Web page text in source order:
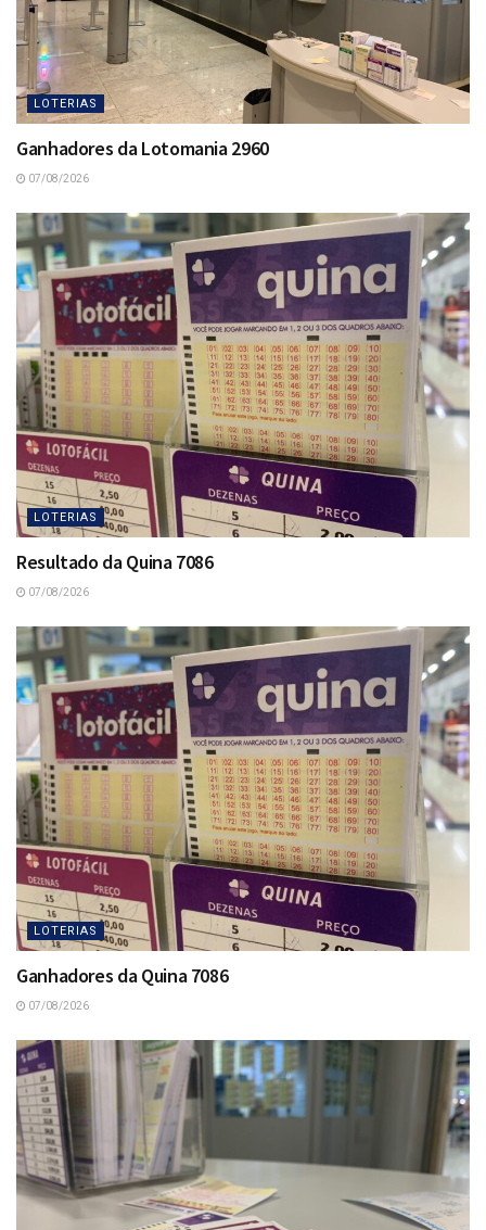
LOTERIAS
Ganhadores da Lotomania 2960
07/08/2026
LOTERIAS
Resultado da Quina 7086
07/08/2026
LOTERIAS
Ganhadores da Quina 7086
07/08/2026